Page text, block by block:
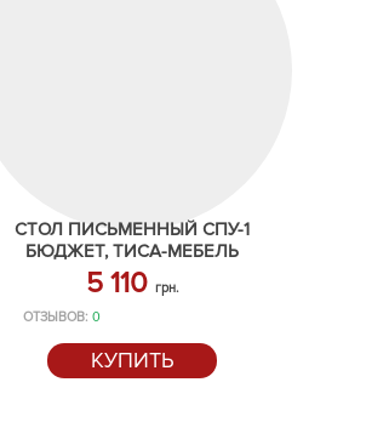
СТОЛ ПИСЬМЕННЫЙ СПУ-1
БЮДЖЕТ, ТИСА-МЕБЕЛЬ
5 110 грн.
ОТЗЫВОВ: 0
КУПИТЬ